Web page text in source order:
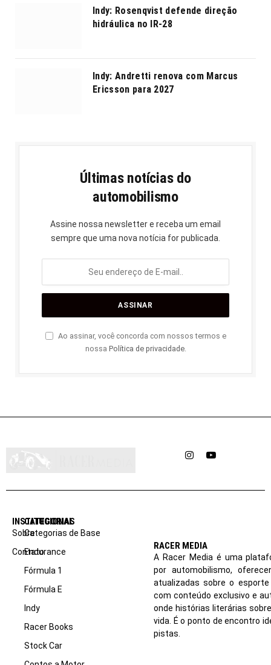
Indy: Rosenqvist defende direção
hidráulica no IR-28
Indy: Andretti renova com Marcus
Ericsson para 2027
Últimas notícias do
automobilismo
Assine nossa newsletter e receba um email
sempre que uma nova notícia for publicada.
Ao assinar, você concorda com nossos termos e
nossa Política de privacidade.
InstagramYouTube
INSTITUCIONAL
Sobre
Contato
CATEGORIAS
Categorias de Base
Endurance
Fórmula 1
Fórmula E
Indy
Racer Books
Stock Car
RACER MEDIA
A Racer Media é uma
por automobilismo,
atualizadas sobre o
com conteúdo exclusivo e
onde histórias literárias
vida. É o ponto de encontro
pistas.